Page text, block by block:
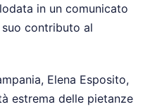
in un comunicato
contributo al
Elena Esposito,
estrema delle pietanze